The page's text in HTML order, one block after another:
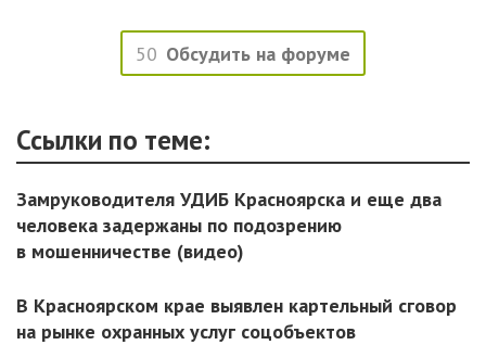
50 Обсудить на форуме
Ссылки по теме:
Замруководителя УДИБ Красноярска и еще два
человека задержаны по подозрению
в мошенничестве (видео)
В Красноярском крае выявлен картельный сговор
на рынке охранных услуг соцобъектов